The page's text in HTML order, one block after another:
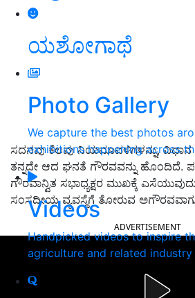
ಯಶೋಗಾಥೆ
Photo Gallery
We capture the best photos
exhibitions happening across
Videos
Handpicked videos to inspire
agriculture and related industry
ಸದನವು ಕೆಲವು ನಿಯಮಾವಳಿಗಳನ್ನು, ವಿಧಾನ
ತನ್ನದೇ ಆದ ಘನತೆ ಗೌರವವನ್ನು ಹೊಂದಿದೆ.
ಗೌರವಾನ್ವಿತ ಸಭಾಧ್ಯಕ್ಷರ ಮುಖಕ್ಕೆ
ಸಂಸದೀಯ ವ್ಯವಸ್ಥೆಗೆ ತೋರುವ
ADVERTISEMENT